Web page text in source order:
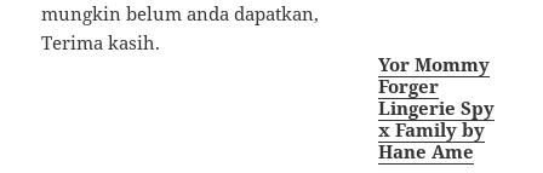
mungkin belum anda dapatkan,
Terima kasih.
Yor Mommy
Forger
Lingerie Spy
x Family by
Hane Ame